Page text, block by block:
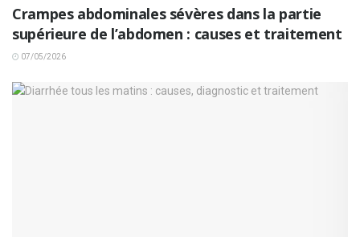
Crampes abdominales sévères dans la partie
supérieure de l’abdomen : causes et traitement
07/05/2026